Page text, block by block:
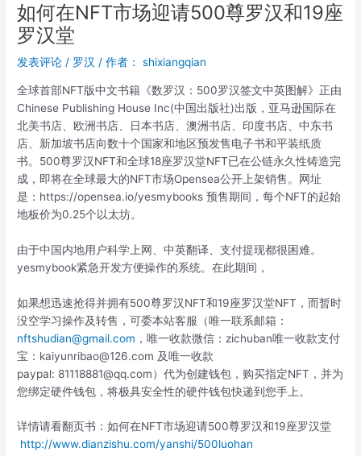
如何在NFT市场迎请500尊罗汉和19座
罗汉堂
发表评论 / 罗汉 / 作者： shixiangqian
全球首部NFT版中文书籍《数罗汉：500罗汉签文中英图解》正由
Chinese Publishing House Inc(中国出版社)出版，亚马逊国际在
北美书店、欧洲书店、日本书店、澳洲书店、印度书店、中东书
店、新加坡书店向数十个国家和地区预发售电子书和平装纸质
书。500尊罗汉NFT和全球18座罗汉堂NFT已在公链永久性铸造完
成，即将在全球最大的NFT市场Opensea公开上架销售。网址
是：https://opensea.io/yesmybooks 预售期间，每个NFT的起始
地板价为0.25个以太坊。
由于中国内地用户科学上网、中英翻译、支付提现都很困难。
yesmybook紧急开发方便操作的系统。在此期间，
如果想迅速抢得并拥有500尊罗汉NFT和19座罗汉堂NFT，而暂时
没空学习操作及转售，可委本站客服（唯一联系邮箱：
nftshudian@gmail.com ，唯一收款微信：zichuban唯一收款支付
宝：kaiyunribao@126.com 及唯一收款
paypal: 81118881@qq.com）代为创建钱包，购买指定NFT，并为
您绑定硬件钱包，将极具安全性的硬件钱包快递到您手上。
详情请看翻页书：如何在NFT市场迎请500尊罗汉和19座罗汉堂
http://www.dianzishu.com/yanshi/500luohan